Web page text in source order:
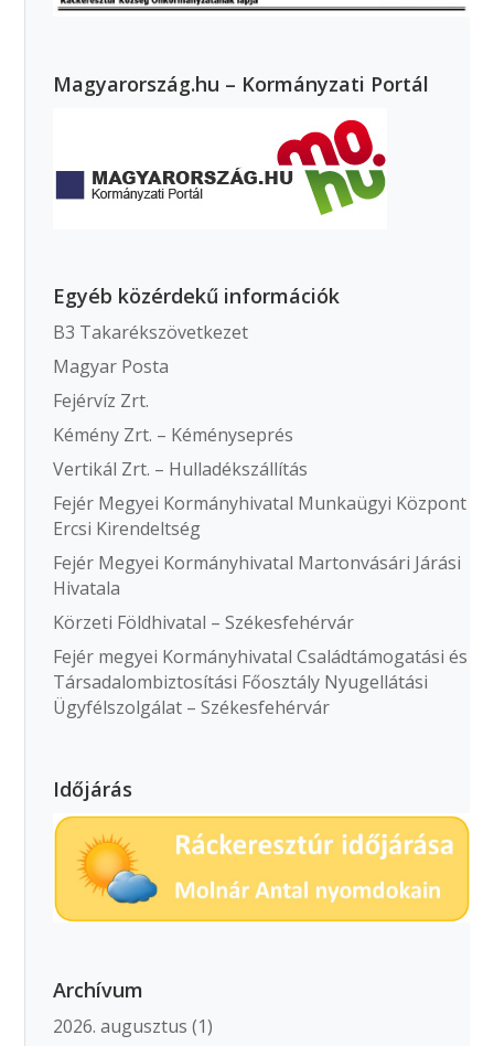
Magyarország.hu – Kormányzati Portál
Egyéb közérdekű információk
B3 Takarékszövetkezet
Magyar Posta
Fejérvíz Zrt.
Kémény Zrt. – Kéményseprés
Vertikál Zrt. – Hulladékszállítás
Fejér Megyei Kormányhivatal Munkaügyi Központ
Ercsi Kirendeltség
Fejér Megyei Kormányhivatal Martonvásári Járási
Hivatala
Körzeti Földhivatal – Székesfehérvár
Fejér megyei Kormányhivatal Családtámogatási és
Társadalombiztosítási Főosztály Nyugellátási
Ügyfélszolgálat – Székesfehérvár
Időjárás
Archívum
2026. augusztus (1)